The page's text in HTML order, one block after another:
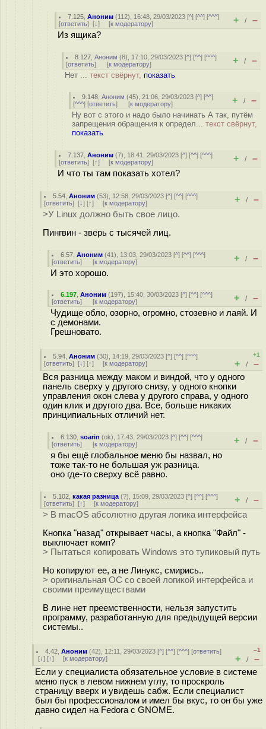
7.125 ,Аноним (112), 16:48, 29/03/2023 [^] [^^] [^^^]
[ответить] [↓] [к модератору] + / –
Из ящика?
8.127 ,Аноним (8), 17:10, 29/03/2023 [^] [^^] [^^^]
[ответить] [к модератору] + / –
Нет ... текст свёрнут, показать
9.148 ,Аноним (45), 21:06, 29/03/2023 [^] [^^]
[^^^] [ответить] [к модератору] + / –
Ну вот с этого и надо было начинать А так, путём
запрещения обращения к определ... текст свёрнут,
показать
7.137 ,Аноним (7), 18:41, 29/03/2023 [^] [^^] [^^^]
[ответить] [↑] [к модератору] + / –
И что ты там показать хотел?
5.54 ,Аноним (53), 12:58, 29/03/2023 [^] [^^] [^^^]
[ответить] [↓] [↑] [к модератору] + / –
>У Linux должно быть свое лицо.
Пингвин - зверь с тысячей лиц.
6.57 ,Аноним (41), 13:03, 29/03/2023 [^] [^^] [^^^]
[ответить] [к модератору] + / –
И это хорошо.
6.197 ,Аноним (197), 15:40, 30/03/2023 [^] [^^] [^^^]
[ответить] [к модератору] + / –
Чудище обло, озорно, огромно, стозевно и лаяй. И
с демонами.
Грешновато.
5.94 ,Аноним (30), 14:19, 29/03/2023 [^] [^^] [^^^]
[ответить] [↓] [↑] [к модератору]
+1
+ / –
Вся разница между маком и виндой, что у одного
панель сверху у другого снизу, у одного кнопки
управления окон слева у другого справа, у одного
один клик и другого два. Все, больше никаких
принципиальных отличий нет.
6.130 ,soarin (ok), 17:43, 29/03/2023 [^] [^^] [^^^]
[ответить] [к модератору] + / –
я бы ещё глобальное меню бы назвал, но
тоже так-то не большая уж разница.
оно где-то сверху всё равно.
5.102 ,какая разница (?), 15:09, 29/03/2023 [^] [^^] [^^^]
[ответить] [↑] [к модератору] + / –
> В macOS абсолютно другая логика интерфейса
Кнопка "назад" открывает часы, а кнопка "Файл" -
выключает комп?
> Пытаться копировать Windows это тупиковый путь
Но копируют ее, а не Линукс, смирись..
> оригинальная ОС со своей логикой интерфейса и
своими преимуществами
В лине нет преемственности, нельзя запустить
программу, разработанную для предыдущей версии
системы..
4.42 ,Аноним (42), 12:11, 29/03/2023 [^] [^^] [^^^] [ответить]
[↓] [↑] [к модератору]
–1
+ / –
Если у специалиста обязательное условие в системе
меню пуск в левом нижнем углу, то проскроль
страницу вверх и увидешь сабж. Если специалист
был бы профессионалом и имел бы вкус, то он бы уже
давно сидел на Fedora с GNOME.